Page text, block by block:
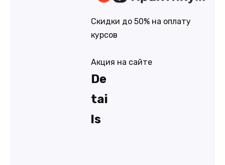
Скидки до 50% на оплату
курсов
Акция на сайте
De
tai
ls